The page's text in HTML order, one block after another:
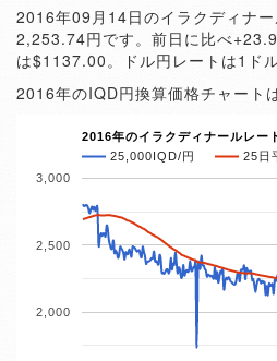
2016年09月14日のイラクディナ
2,253.74円です。前日に比べ
は$1137.00。ドル円レートは1ド
2016年のIQD円換算価格チャート
2016年のイラクディナールレー
25,000IQD/円
25日
2,000
2,500
3,000